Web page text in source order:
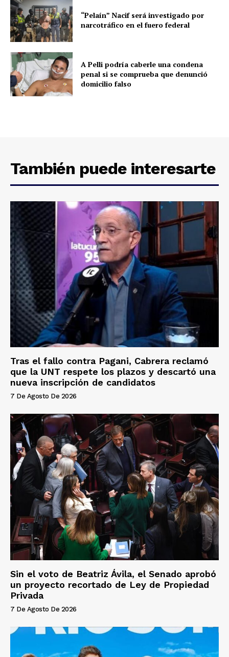
“Pelaín” Nacif será investigado por
narcotráfico en el fuero federal
A Pelli podría caberle una condena
penal si se comprueba que denunció
domicilio falso
También puede interesarte
Tras el fallo contra Pagani, Cabrera reclamó
que la UNT respete los plazos y descartó una
nueva inscripción de candidatos
7 De Agosto De 2026
Sin el voto de Beatriz Ávila, el Senado aprobó
un proyecto recortado de Ley de Propiedad
Privada
7 De Agosto De 2026